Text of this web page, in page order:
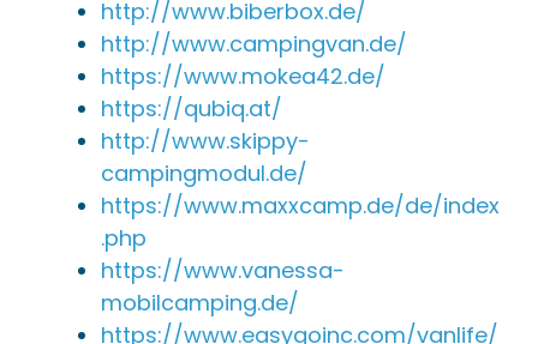
http://www.biberbox.de/
http://www.campingvan.de/
https://www.mokea42.de/
https://qubiq.at/
http://www.skippy-
campingmodul.de/
https://www.maxxcamp.de/de/index
.php
https://www.vanessa-
mobilcamping.de/
https://www.easygoinc.com/vanlife/